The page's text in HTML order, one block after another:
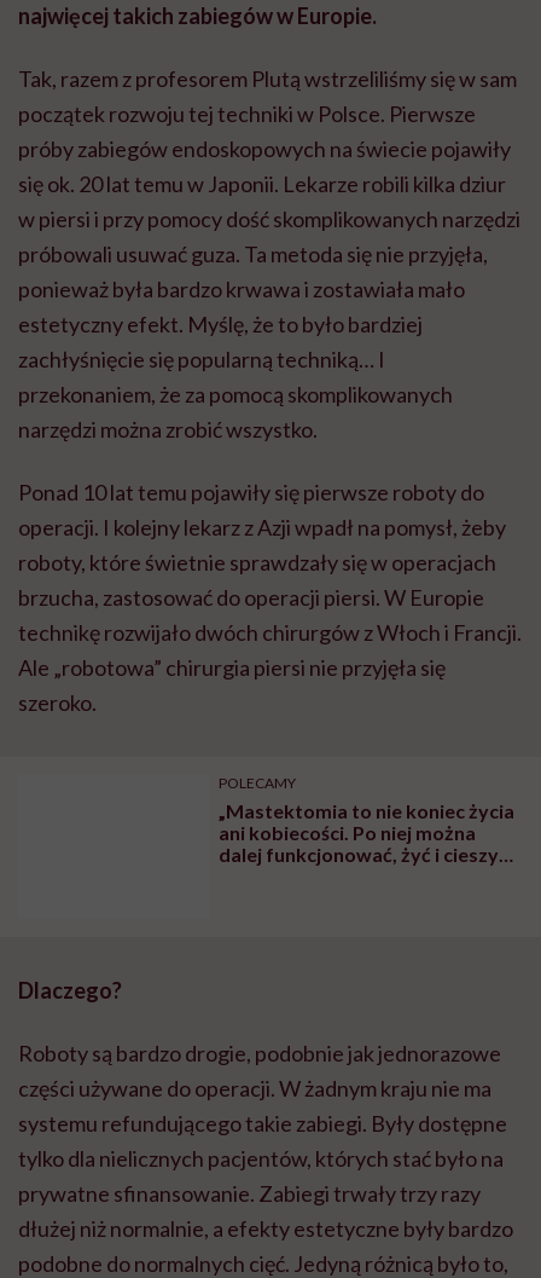
najwięcej takich zabiegów w Europie.
Tak, razem z profesorem Plutą wstrzeliliśmy się w sam
początek rozwoju tej techniki w Polsce. Pierwsze
próby zabiegów endoskopowych na świecie pojawiły
się ok. 20 lat temu w Japonii. Lekarze robili kilka dziur
w piersi i przy pomocy dość skomplikowanych narzędzi
próbowali usuwać guza. Ta metoda się nie przyjęła,
ponieważ była bardzo krwawa i zostawiała mało
estetyczny efekt. Myślę, że to było bardziej
zachłyśnięcie się popularną techniką… I
przekonaniem, że za pomocą skomplikowanych
narzędzi można zrobić wszystko.
Ponad 10 lat temu pojawiły się pierwsze roboty do
operacji. I kolejny lekarz z Azji wpadł na pomysł, żeby
roboty, które świetnie sprawdzały się w operacjach
brzucha, zastosować do operacji piersi. W Europie
technikę rozwijało dwóch chirurgów z Włoch i Francji.
Ale „robotowa” chirurgia piersi nie przyjęła się
szeroko.
POLECAMY
„Mastektomia to nie koniec życia
ani kobiecości. Po niej można
dalej funkcjonować, żyć i cieszyć
Dlaczego?
Roboty są bardzo drogie, podobnie jak jednorazowe
części używane do operacji. W żadnym kraju nie ma
systemu refundującego takie zabiegi. Były dostępne
tylko dla nielicznych pacjentów, których stać było na
prywatne sfinansowanie. Zabiegi trwały trzy razy
dłużej niż normalnie, a efekty estetyczne były bardzo
podobne do normalnych cięć. Jedyną różnicą było to,